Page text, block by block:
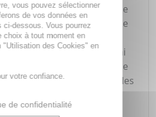
Enrichie en ginseng, elle
à combattre les signes de
le grain de peau. Sa
avec la peau pour un fini
matière, façon 'peau de
lisse les ridules
et naturel, tout en
à un SPF20 intégré.
vous pouvez sélectionner
de vos données en
dessous. Vous pourrez
choix à tout moment en
"Utilisation des Cookies" en
votre confiance.
de confidentialité